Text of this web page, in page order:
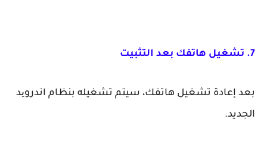
7. تشغيل هاتفك بعد التثبيت
بعد إعادة تشغيل هاتفك، سيتم تشغيله بنظام اندروید
الجديد.